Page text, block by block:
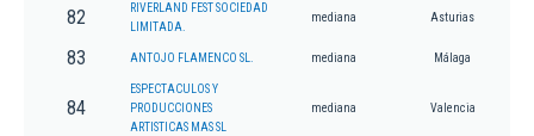
82
RIVERLAND FEST SOCIEDAD
LIMITADA.
mediana Asturias
83 ANTOJO FLAMENCO SL. mediana Málaga
84
ESPECTACULOS Y
PRODUCCIONES
ARTISTICAS MAS SL
mediana Valencia